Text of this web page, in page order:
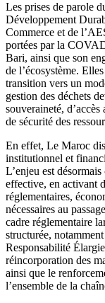
Les prises de parole
Développement
Commerce et de
portées par la
Bari, ainsi que son
de l’écosystème.
transition vers un
gestion des déchets
souveraineté,
de sécurité des
En effet, Le Maroc
institutionnel et
L’enjeu est
effective, en activant
réglementaires,
nécessaires au
cadre réglementaire
structurée,
Responsabilité
réincorporation des
ainsi que le
l’ensemble de la